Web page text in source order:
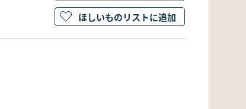
ほしいものリストに追加